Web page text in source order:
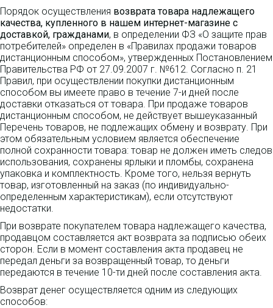
Порядок осуществления возврата товара надлежащего
качества, купленного в нашем интернет-магазине с
доставкой, гражданами, в определении ФЗ «О защите прав
потребителей» определен в «Правилах продажи товаров
дистанционным способом», утвержденных Постановлением
Правительства РФ от 27.09.2007 г. №612. Согласно п. 21
Правил, при осуществлении покупки дистанционным
способом вы имеете право в течение 7-и дней после
доставки отказаться от товара. При продаже товаров
дистанционным способом, не действует вышеуказанный
Перечень товаров, не подлежащих обмену и возврату. При
этом обязательным условием является обеспечение
полной сохранности товара: товар не должен иметь следов
использования, сохранены ярлыки и пломбы, сохранена
упаковка и комплектность. Кроме того, нельзя вернуть
товар, изготовленный на заказ (по индивидуально-
определенным характеристикам), если отсутствуют
недостатки.
При возврате покупателем товара надлежащего качества,
продавцом составляется акт возврата за подписью обеих
сторон. Если в момент составления акта продавец не
передал деньги за возвращенный товар, то деньги
передаются в течение 10-ти дней после составления акта.
Возврат денег осуществляется одним из следующих
способов: